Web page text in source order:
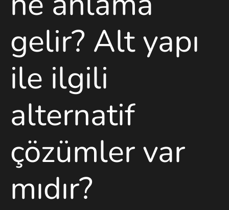
gelir? Alt yapı
ile ilgili
alternatif
çözümler var
mıdır?